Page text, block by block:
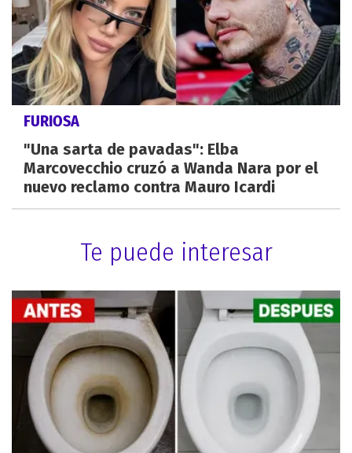
FURIOSA
"Una sarta de pavadas": Elba
Marcovecchio cruzó a Wanda Nara por el
nuevo reclamo contra Mauro Icardi
Te puede interesar